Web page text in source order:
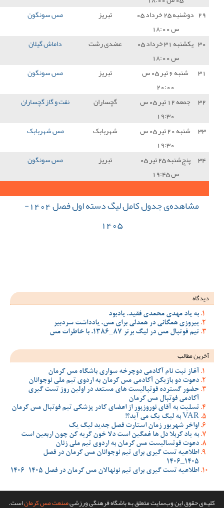
مس سونگون 1 - 1 نساجی مازندران
رشت داماش گیلان 1 - 1 مس سونگون
مس سونگون 1 - 1 شناور سازی قشم
نفت و گاز گچساران 0 - 1 مس سونگون
مس شهربابک 0 - 0 مس سونگون
مس سونگون 1 - 0 شهرداری نوشهر
مشاهده‌ی جدول کامل لیگ دسته اول فصل 1404-
مس، یادداشت سردبیر
باشگاه مس کرمان
به اردوی تیم ملی نوجوانان
در اولین روز تست گیری
کادر پزشکی تیم فوتبال مس کرمان
جدید لیگ یک
خون گریه کن چون اربعین است
تیم ملی زنان
مس کرمان در فصل
مس کرمان در فصل 1405-1406
فرهنگی ورزشیصنعت مس کرماناست.